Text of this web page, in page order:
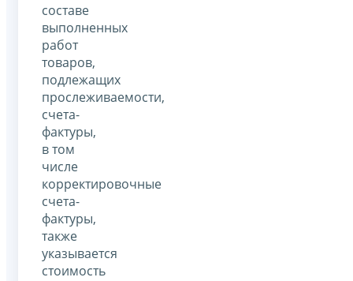
составе
выполненных
работ
товаров,
подлежащих
прослеживаемости,
счета-
фактуры,
в том
числе
корректировочные
счета-
фактуры,
также
указывается
стоимость